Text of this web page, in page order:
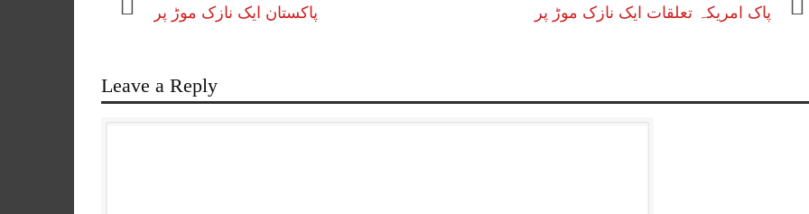
پاکستان ایک نازک موڑ پر
پاک امریکہ تعلقات ایک نازک موڑ پر
Leave a Reply